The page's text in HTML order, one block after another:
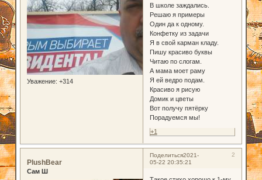
Уважение: +314
В школе заждались.
Решаю я примеры
Один да к одному.
Конфетку из задачи
Я в свой карман кладу.
Пишу красиво буквы
Читаю по слогам.
А мама моет раму
Я ей ведро подам.
Красиво я рисую
Домик и цветы
Вот получу пятёрку
Порадуемся мы!
+1
Поделиться 2
2021-
05-22 20:35:21
PlushBear
Сам Ш